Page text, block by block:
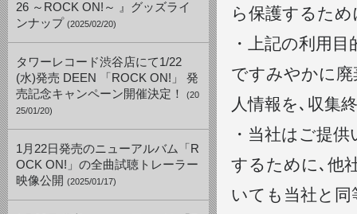
26 ～ROCK ON!～ 』グッズライ
ンナップ (2025/02/20)
タワーレコード渋谷店にて1/22
(水)発売 DEEN 「ROCK ON!」 発
売記念キャンペーン開催決定！
(20
25/01/20)
1月22日発売のニューアルバム「R
OCK ON!」の全曲試聴トレーラー
映像公開 (2025/01/17)
ら保護するた
・上記の利用
ですみやかに
人情報を､収集
・当社はご提
するために､他
いても当社と